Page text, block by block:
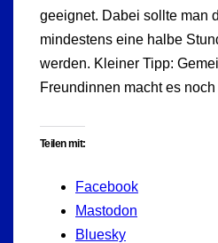
geeignet. Dabei sollte man
mindestens eine halbe
werden. Kleiner Tipp:
Freundinnen macht es
Teilen mit:
Facebook
Mastodon
Bluesky